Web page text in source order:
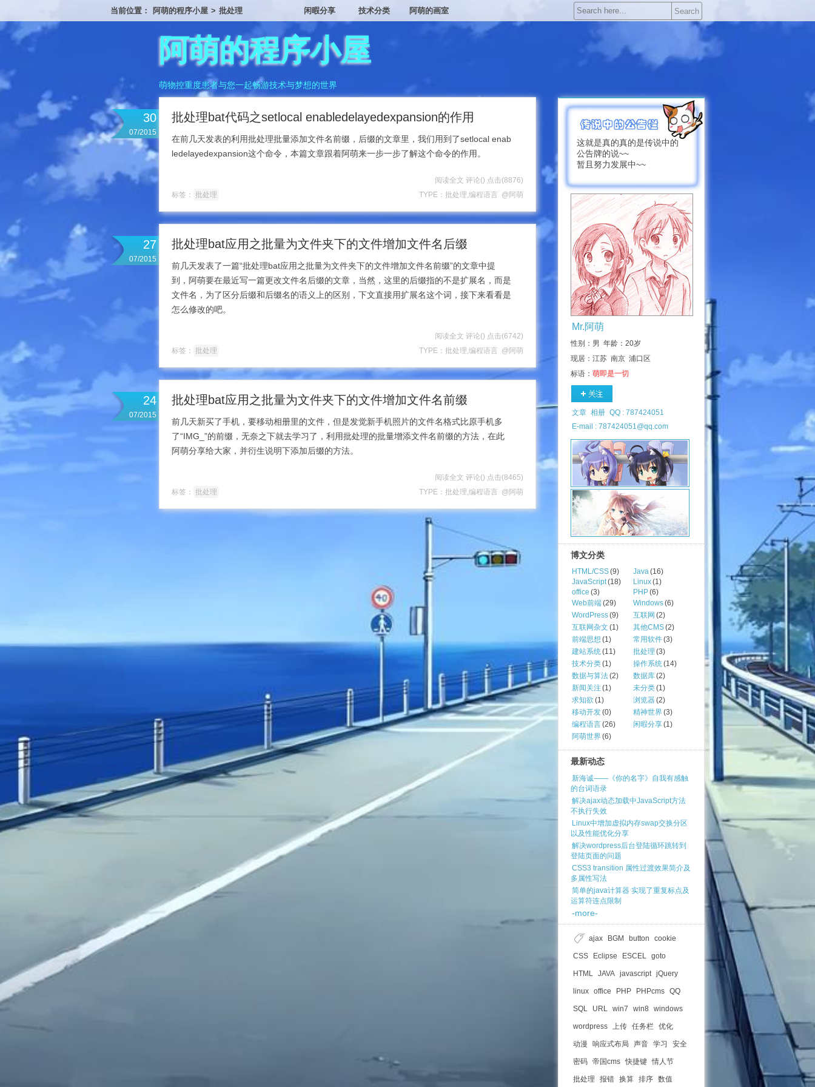
Search
闲暇分享 技术分类 阿萌的画室
当前位置： 阿萌的程序小屋 > 批处理
阿萌的程序小屋
萌物控重度患者与您一起畅游技术与梦想的世界
30
07/2015
批处理bat代码之setlocal enabledelayedexpansion的作用
在前几天发表的利用批处理批量添加文件名前缀，后缀的文章里，我们用到了setlocal enab
ledelayedexpansion这个命令，本篇文章跟着阿萌来一步一步了解这个命令的作用。
阅读全文 评论() 点击(8876)
TYPE： 批处理,编程语言 @阿萌
标签： 批处理
27
07/2015
批处理bat应用之批量为文件夹下的文件增加文件名后缀
前几天发表了一篇“批处理bat应用之批量为文件夹下的文件增加文件名前缀”的文章中提
到，阿萌要在最近写一篇更改文件名后缀的文章，当然，这里的后缀指的不是扩展名，而是
文件名，为了区分后缀和后缀名的语义上的区别，下文直接用扩展名这个词，接下来看看是
怎么修改的吧。
阅读全文 评论() 点击(6742)
TYPE： 批处理,编程语言 @阿萌
标签： 批处理
24
07/2015
批处理bat应用之批量为文件夹下的文件增加文件名前缀
前几天新买了手机，要移动相册里的文件，但是发觉新手机照片的文件名格式比原手机多
了“IMG_”的前缀，无奈之下就去学习了，利用批处理的批量增添文件名前缀的方法，在此
阿萌分享给大家，并衍生说明下添加后缀的方法。
阅读全文 评论() 点击(8465)
TYPE： 批处理,编程语言 @阿萌
标签： 批处理
这就是真的真的是传说中的
公告牌的说~~
暂且努力发展中~~
Mr.阿萌
性别：男 年龄：20岁
现居：江苏 南京 浦口区
标语： 萌即是一切
文章 相册 QQ : 787424051
E-mail : 787424051@qq.com
博文分类
HTML/CSS(9) Java(16)
JavaScript(18) Linux(1)
office (3) PHP(6)
Web前端(29) Windows(6)
WordPress(9) 互联网 (2)
互联网杂文 (1) 其他CMS(2)
前端思想 (1) 常用软件(3)
建站系统(11) 批处理 (3)
技术分类(1) 操作系统(14)
数据与算法(2) 数据库(2)
新闻关注 (1) 未分类(1)
求知欲 (1) 浏览器(2)
移动开发(0) 精神世界(3)
编程语言(26) 闲暇分享(1)
阿萌世界(6)
最新动态
新海诚——《你的名字》自我有感触
的台词语录
解决ajax动态加载中JavaScript方法
不执行失效
Linux中增加虚拟内存swap交换分区
以及性能优化分享
解决wordpress后台登陆循环跳转到
登陆页面的问题
CSS3 transition 属性过渡效果简介及
多属性写法
简单的java计算器 实现了重复标点及
运算符连点限制
-more-
ajax BGM button cookie
CSS Eclipse ESCEL goto
HTML JAVA javascript jQuery
linux office PHP PHPcms QQ
SQL URL win7 win8 windows
wordpress 上传 任务栏 优化
动漫 响应式布局 声音 学习 安全
密码 帝国cms 快捷键 情人节
批处理 报错 换算 排序 数值